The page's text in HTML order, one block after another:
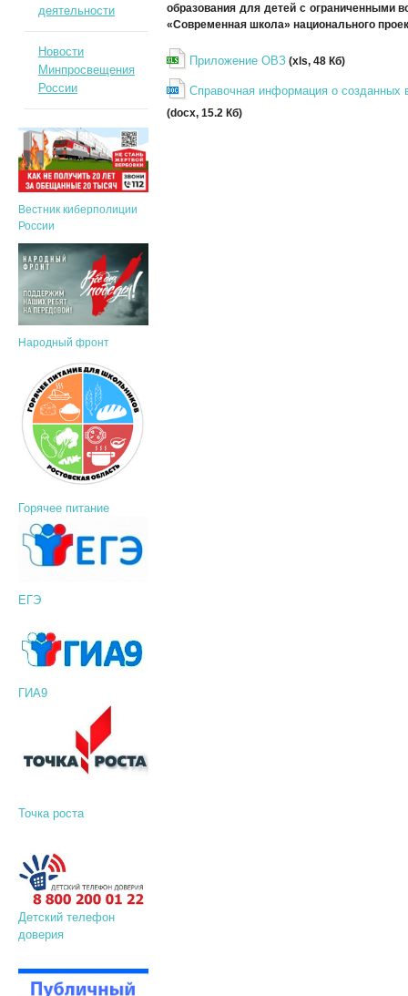
образования для детей с ограниченными
«Современная школа» национального
Приложение ОВЗ (xls, 48 Кб)
Справочная информация о созданных
(docx, 15.2 Кб)
деятельности
Новости
Минпросвещения
России
Вестник киберполиции
России
Народный фронт
Горячее питание
ЕГЭ
ГИА9
Точка роста
Детский телефон
доверия